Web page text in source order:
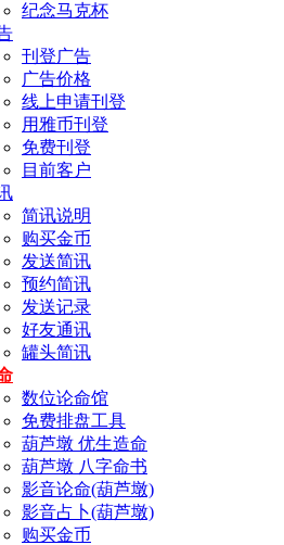
纪念马克杯
刊登广告
广告价格
线上申请刊登
用雅币刊登
免费刊登
目前客户
简讯说明
购买金币
发送简讯
预约简讯
发送记录
好友通讯
罐头简讯
数位论命馆
免费排盘工具
葫芦墩 优生造命
葫芦墩 八字命书
影音论命(葫芦墩)
影音占卜(葫芦墩)
购买金币